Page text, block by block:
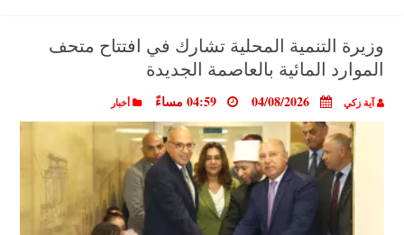
وزيرة التنمية المحلية تشارك في افتتاح متحف
الموارد المائية بالعاصمة الجديدة
آية زكي 04/08/2026 04:59 مساءً أخبار